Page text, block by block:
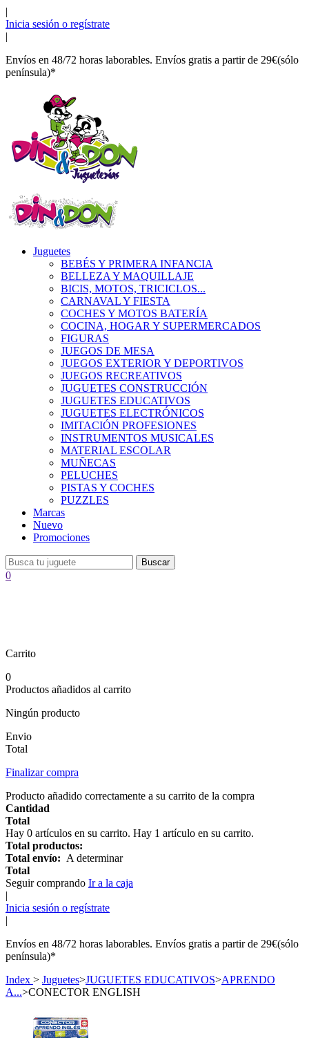
|
Inicia sesión o regístrate
|
Envíos en 48/72 horas laborables. Envíos gratis a partir de 29€(sólo
península)*
Juguetes
BEBÉS Y PRIMERA INFANCIA
BELLEZA Y MAQUILLAJE
BICIS, MOTOS, TRICICLOS...
CARNAVAL Y FIESTA
COCHES Y MOTOS BATERÍA
COCINA, HOGAR Y SUPERMERCADOS
FIGURAS
JUEGOS DE MESA
JUEGOS EXTERIOR Y DEPORTIVOS
JUEGOS RECREATIVOS
JUGUETES CONSTRUCCIÓN
JUGUETES EDUCATIVOS
JUGUETES ELECTRÓNICOS
IMITACIÓN PROFESIONES
INSTRUMENTOS MUSICALES
MATERIAL ESCOLAR
MUÑECAS
PELUCHES
PISTAS Y COCHES
PUZZLES
Marcas
Nuevo
Promociones
Buscar
0
Carrito
0
Productos añadidos al carrito
Ningún producto
Envio
Total
Finalizar compra
Producto añadido correctamente a su carrito de la compra
Cantidad
Total
Hay 0 artículos en su carrito. Hay 1 artículo en su carrito.
Total productos:
Total envío: A determinar
Total
Seguir comprando Ir a la caja
|
Inicia sesión o regístrate
|
Envíos en 48/72 horas laborables. Envíos gratis a partir de 29€(sólo
península)*
Index > Juguetes>JUGUETES EDUCATIVOS>APRENDO
A...>CONECTOR ENGLISH